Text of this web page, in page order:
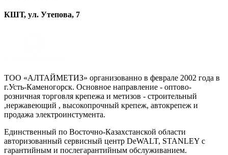
КШТ, ул. Утепова, 7
ТОО «АЛТАЙМЕТИЗ» организованно в феврале 2002 года в
г.Усть-Каменогорск. Основное направление - оптово-
розничная торговля крепежа и метизов - строительный
,нержавеющий , высокопрочный крепеж, автокрепеж и
продажа электроинстумента.
Единственный по Восточно-Казахстанской области
авторизованный сервисный центр DeWALT, STANLEY с
гарантийным и послегарантийным обслуживанием.